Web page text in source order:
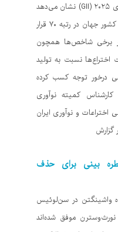
تازه‌ترین گزارش شاخص جهانی نوآوری ۲۰۲۵ (GII) نشان می‌دهد
جمهوری اسلامی ایران در میان ۱۳۹ کشور جهان در رتبه ۷۰ قرار
برخی شاخص‌ها همچون
با رتبه ۸ و «ثبت اختراع‌ها نسبت به تولید
با رتبه ۱۴ جایگاهی درخور توجه کسب کرده
کمیته نوآوری
و نوآوری ایران
گزارش
بینی برای حذف
واشینگتن در سن‌لوئیس
نورث‌وسترن موفق شده‌اند